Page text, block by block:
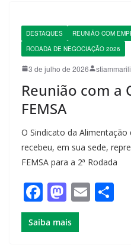
DESTAQUES
REUNIÃO COM
RODADA DE NEGOCIAÇÃO 2026
3 de julho de 2026
Reunião com a
FEMSA
O Sindicato da Alimentação
recebeu, em sua sede,
FEMSA para a 2ª Rodada
F
a
c
M
a
st
E
m
Saiba mais